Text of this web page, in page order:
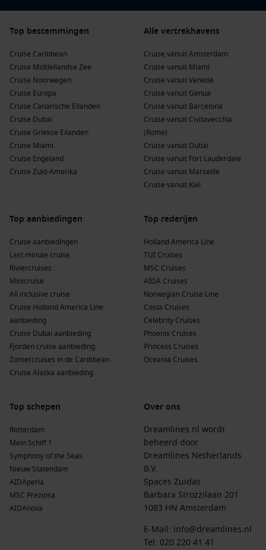
Top bestemmingen
Cruise Caribbean
Cruise Middellandse Zee
Cruise Noorwegen
Cruise Europa
Cruise Canarische Eilanden
Cruise Dubai
Cruise Griekse Eilanden
Cruise Miami
Cruise Engeland
Cruise Zuid-Amerika
Alle vertrekhavens
Cruise vanuit Amsterdam
Cruise vanuit Miami
Cruise vanuit Venetië
Cruise vanuit Genua
Cruise vanuit Barcelona
Cruise vanuit Civitavecchia
(Rome)
Cruise vanuit Dubai
Cruise vanuit Fort Lauderdale
Cruise vanuit Marseille
Cruise vanuit Kiel
Top aanbiedingen
Cruise aanbiedingen
Last minute cruise
Riviercruises
Minicruise
All inclusive cruise
Cruise Holland America Line
aanbieding
Cruise Dubai aanbieding
Fjorden cruise aanbieding
Zomercruises in de Caribbean
Cruise Alaska aanbieding
Top rederijen
Holland America Line
TUI Cruises
MSC Cruises
AIDA Cruises
Norwegian Cruise Line
Costa Cruises
Celebrity Cruises
Phoenix Cruises
Princess Cruises
Oceania Cruises
Top schepen
Rotterdam
Mein Schiff 1
Symphony of the Seas
Nieuw Statendam
AIDAperla
MSC Preziosa
AIDAnova
Over ons
Dreamlines.nl wordt
beheerd door
Dreamlines Netherlands
B.V.
Spaces Zuidas
Barbara Strozzilaan 201
1083 HN Amsterdam
E-Mail: info@dreamlines.nl
Tel: 020 220 41 41